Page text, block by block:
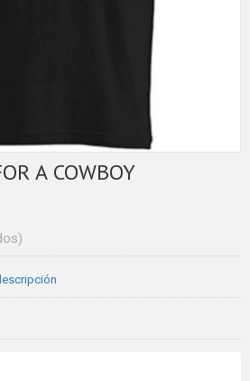
A COWBOY